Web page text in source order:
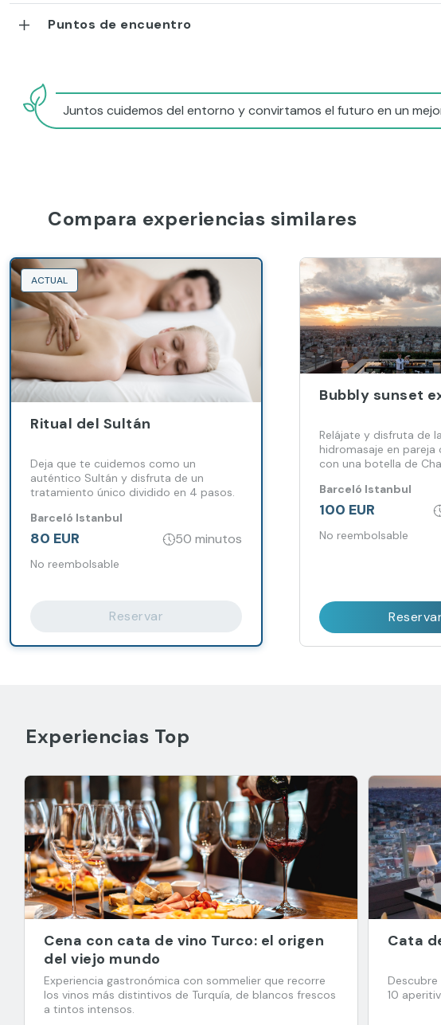
Puntos de encuentro
Juntos cuidemos del entorno y convirtamos el futuro en un
Compara experiencias similares
ACTUAL
Ritual del Sultán
Deja que te cuidemos como un
auténtico Sultán y disfruta de un
tratamiento único dividido en 4 pasos.
Barceló Istanbul
80 EUR 50 minutos
No reembolsable
Reservar
Bubbly sunset
Relájate y disfruta de
hidromasaje en pareja
con una botella de
Barceló Istanbul
100 EUR
No reembolsable
Experiencias Top
Cena con cata de vino Turco: el origen
del viejo mundo
Experiencia gastronómica con sommelier que recorre
los vinos más distintivos de Turquía, de blancos frescos
a tintos intensos.
Cata
10